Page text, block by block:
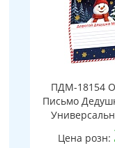
ПДМ-18154
Письмо
Цена розн: